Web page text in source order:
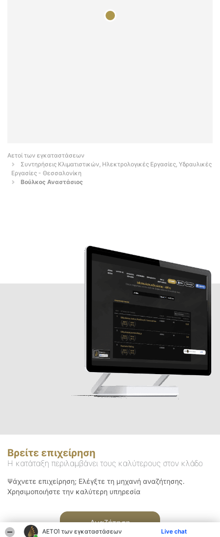
ΑΕΤΟΊ των εγκαταστάσεων Live chat
Αετοί των εγκαταστάσεων
Συντηρήσεις Κλιματιστικών, Ηλεκτρολογικές Εργασίες, Υδραυλικές
Εργασίες - Θεσσαλονίκη
Βούλκος Αναστάσιος
Βρείτε επιχείρηση
Η κατάταξη περιλαμβάνει τους καλύτερους στον κλάδο
Ψάχνετε επιχείρηση; Ελέγξτε τη μηχανή αναζήτησης.
Χρησιμοποιήστε την καλύτερη υπηρεσία
Αναζήτηση